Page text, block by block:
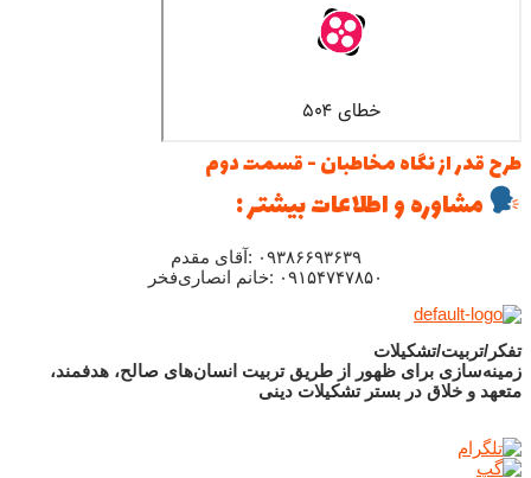
طرح قدر از نگاه مخاطبان - قسمت دوم
مشاوره و اطلاعات بیشتر :
۰۹۳۸۶۶۹۳۶۳۹ :آقای مقدم
۰۹۱۵۴۷۴۷۸۵۰ :خانم انصاری‌فخر
تفکر/تربیت/تشکیلات
زمینه‌سازی برای ظهور از طریق تربیت انسان‌های صالح، هدفمند،
متعهد و خلاق در بستر تشکیلات دینی